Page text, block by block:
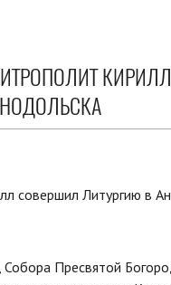
Пресвятой